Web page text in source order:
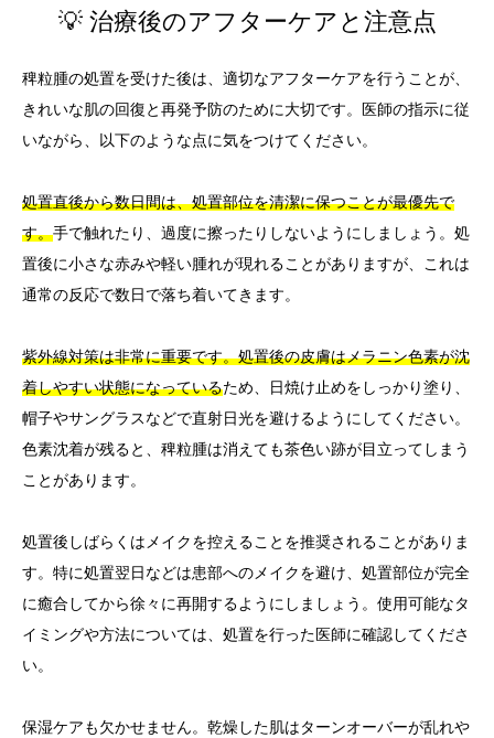
💡 治療後のアフターケアと注意点
稗粒腫の処置を受けた後は、適切なアフターケアを行うことが、
きれいな肌の回復と再発予防のために大切です。医師の指示に従
いながら、以下のような点に気をつけてください。
処置直後から数日間は、処置部位を清潔に保つことが最優先で
す。手で触れたり、過度に擦ったりしないようにしましょう。処
置後に小さな赤みや軽い腫れが現れることがありますが、これは
通常の反応で数日で落ち着いてきます。
紫外線対策は非常に重要です。処置後の皮膚はメラニン色素が沈
着しやすい状態になっているため、日焼け止めをしっかり塗り、
帽子やサングラスなどで直射日光を避けるようにしてください。
色素沈着が残ると、稗粒腫は消えても茶色い跡が目立ってしまう
ことがあります。
処置後しばらくはメイクを控えることを推奨されることがありま
す。特に処置翌日などは患部へのメイクを避け、処置部位が完全
に癒合してから徐々に再開するようにしましょう。使用可能なタ
イミングや方法については、処置を行った医師に確認してくださ
い。
保湿ケアも欠かせません。乾燥した肌はターンオーバーが乱れや